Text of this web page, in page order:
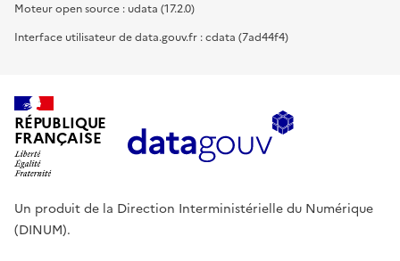
Moteur open source : udata (17.2.0)
Interface utilisateur de data.gouv.fr : cdata (7ad44f4)
RÉPUBLIQUE
FRANÇAISE
Un produit de la Direction Interministérielle du Numérique
(DINUM).